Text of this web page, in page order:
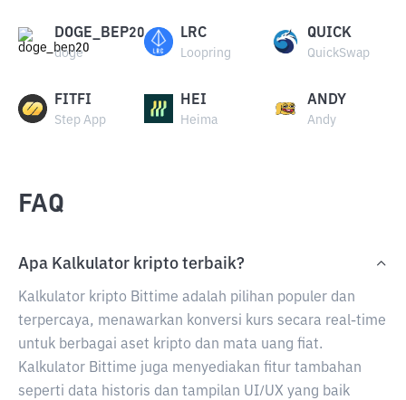
DOGE_BEP20
doge
LRC
Loopring
QUICK
QuickSwap
FITFI
Step App
HEI
Heima
ANDY
Andy
FAQ
Apa Kalkulator kripto terbaik?
Kalkulator kripto Bittime adalah pilihan populer dan
terpercaya, menawarkan konversi kurs secara real-time
untuk berbagai aset kripto dan mata uang fiat.
Kalkulator Bittime juga menyediakan fitur tambahan
seperti data historis dan tampilan UI/UX yang baik